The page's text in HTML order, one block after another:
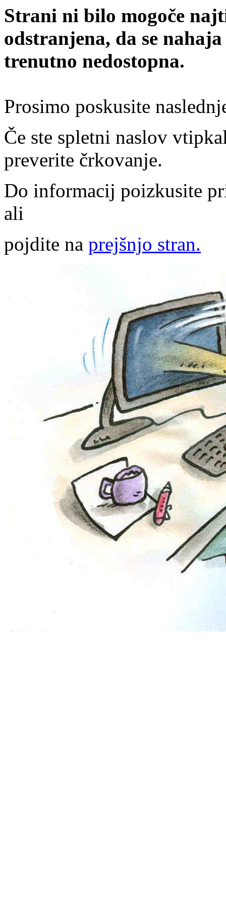
Strani ni bilo mogoče
odstranjena, da se
trenutno nedostopna.
Prosimo poskusite
Če ste spletni naslov
preverite črkovanje.
Do informacij poizkusite
ali
pojdite na prejšnjo stran.